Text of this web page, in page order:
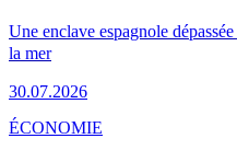
Une enclave espagnole
la mer
30.07.2026
ÉCONOMIE